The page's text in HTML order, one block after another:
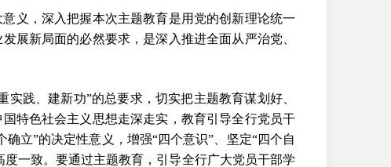
义，深入把握本次主题教育是用党的创新理论统一
展新局面的必然要求，是深入推进全面从严治党、
践、建新功”的总要求，切实把主题教育谋划好、
特色社会主义思想走深走实，教育引导全行党员干
立”的决定性意义，增强“四个意识”、坚定“四个自
一致。要通过主题教育，引导全行广大党员干部学